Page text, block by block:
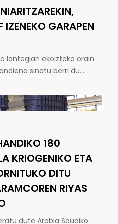
IZENEKO GARAPEN
lantegian ekoizteko orain
sinatu berri du.…
180
KRIOGENIKO ETA
DITU
RIYAS
dute Arabia Saudiko